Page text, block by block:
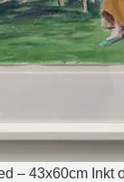
– 43x60cm Inkt